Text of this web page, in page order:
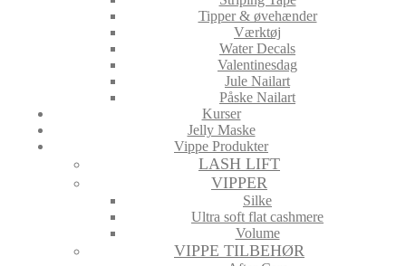
Tipper & øvehænder
Værktøj
Water Decals
Valentinesdag
Jule Nailart
Påske Nailart
Kurser
Jelly Maske
Vippe Produkter
LASH LIFT
VIPPER
Silke
Ultra soft flat cashmere
Volume
VIPPE TILBEHØR